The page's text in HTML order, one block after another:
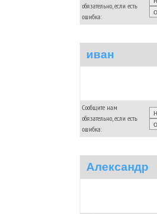
обязательно, если есть
ошибка:
иван
Сообщите нам
обязательно, если есть
ошибка:
Александр